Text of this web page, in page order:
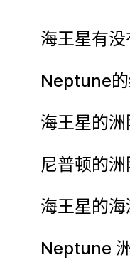
海王星有没
Neptune的
海王星的
尼普顿的
海王星的海
Neptune